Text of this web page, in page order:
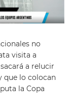
no
visita a
sacará a relucir
que lo colocan
la Copa